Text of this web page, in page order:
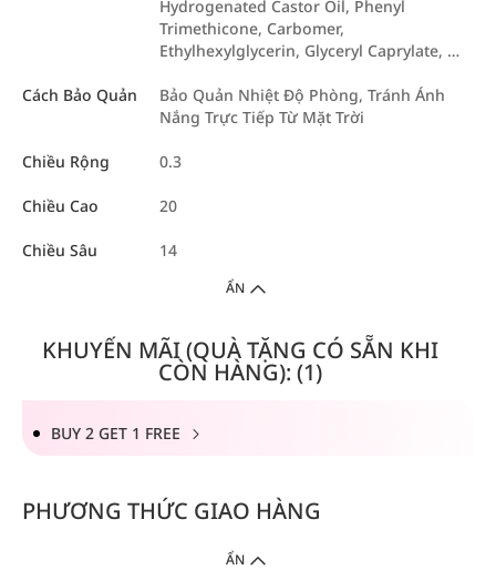
Hydrogenated Castor Oil, Phenyl
Trimethicone, Carbomer,
Ethylhexylglycerin, Glyceryl Caprylate, …
Cách Bảo Quản
Bảo Quản Nhiệt Độ Phòng, Tránh Ánh
Nắng Trực Tiếp Từ Mặt Trời
Chiều Rộng 0.3
Chiều Cao 20
Chiều Sâu 14
ẨN
KHUYẾN MÃI (QUÀ TẶNG CÓ SẴN KHI
CÒN HÀNG): (1)
BUY 2 GET 1 FREE
PHƯƠNG THỨC GIAO HÀNG
ẨN